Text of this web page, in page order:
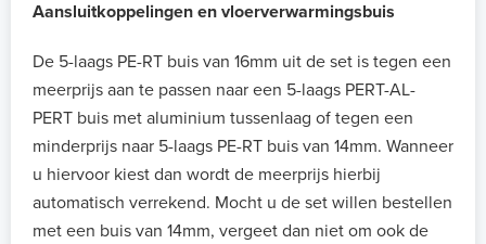
Aansluitkoppelingen en vloerverwarmingsbuis
De 5-laags PE-RT buis van 16mm uit de set is tegen een
meerprijs aan te passen naar een 5-laags PERT-AL-
PERT buis met aluminium tussenlaag of tegen een
minderprijs naar 5-laags PE-RT buis van 14mm. Wanneer
u hiervoor kiest dan wordt de meerprijs hierbij
automatisch verrekend. Mocht u de set willen bestellen
met een buis van 14mm, vergeet dan niet om ook de